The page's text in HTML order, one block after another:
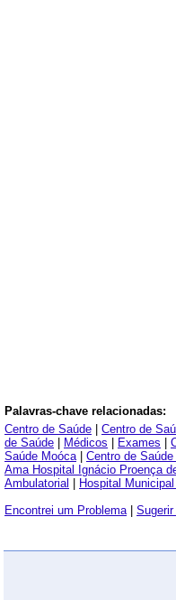
Palavras-chave relacionadas:
Centro de Saúde
Centro de
de Saúde
Médicos Exames
Saúde Moóca| Centro de
Ama Hospital Ignácio Proença
Ambulatorial
Hospital
Encontrei um Problema|